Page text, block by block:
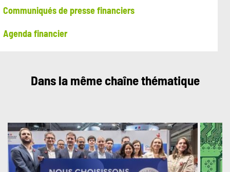
Communiqués de presse financiers
Agenda financier
Dans la même chaîne thématique